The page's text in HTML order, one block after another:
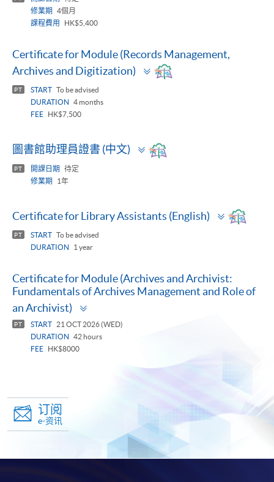
修業期
4個月
課程費用
HK$5,400
Certificate for Module (Records Management,
Archives and Digitization)
Toggle
panel
PT START To be advised
DURATION
4 months
FEE
HK$7,500
圖書館助理員證書 (中文)
Toggle
panel
PT 開課日期
待定
修業期
1年
Certificate for Library Assistants (English)
Toggle
panel
PT START To be advised
DURATION
1 year
Certificate for Module (Archives and Archivist:
Fundamentals of Archives Management and Role of
an Archivist)
PT START
21 OCT 2026 (WED)
DURATION
42 hours
FEE
HK$8000
订阅
e-资讯